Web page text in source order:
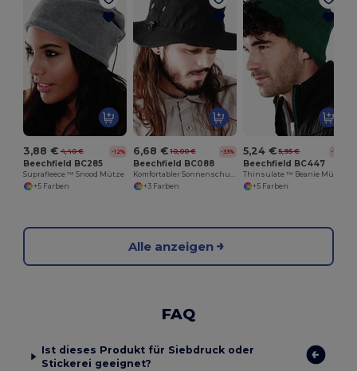
3,88 € 4,40 € -12%
Beechfield BC285
Suprafleece ™ Snood Mütze
+5 Farben
6,68 € 10,00 € -33%
Beechfield BC088
Komfortabler Sonnenschutz-Cargo-Hut mit Mesh
+3 Farben
5,24 € 5,95 € -12%
Beechfield BC447
Thinsulate ™ Beanie Mütze
+5 Farben
Alle anzeigen
FAQ
Ist dieses Produkt für Siebdruck oder
Stickerei geeignet?